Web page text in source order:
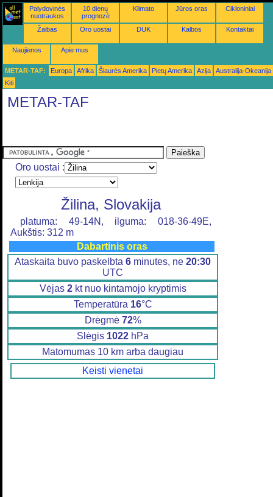
Palydovinės
nuotraukos
10 dienų
prognozė
Klimato Jūros oras Cikloniniai
Žaibas Oro uostai DUK Kalbos Kontaktai
Naujienos Apie mus
METAR-TAF: Europa Afrika Šiaurės Amerika Pietų Amerika Azija
Australija-Okeanija
Kiti
METAR-TAF
Oro uostai :
Žilina, Slovakija
platuma: 49-14N, ilguma: 018-36-49E,
Aukštis: 312 m
Dabartinis oras
Ataskaita buvo paskelbta 6 minutes, ne 20:30
UTC
Vėjas 2kt nuo kintamojo kryptimis
Temperatūra 16°C
Drėgmė 72%
Slėgis 1022 hPa
Matomumas 10 km arba daugiau
Keisti vienetai